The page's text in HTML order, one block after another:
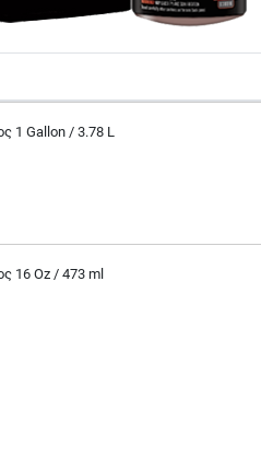
1 Gallon / 3.78 L
16 Oz / 473 ml